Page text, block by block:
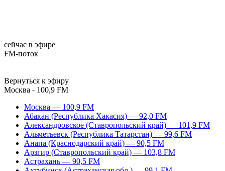
сейчас в эфире
FM-поток
Вернуться к эфиру
Москва - 100,9 FM
Москва — 100,9 FM
Абакан (Республика Хакасия) — 92,0 FM
Александровское (Ставропольский край) — 101,9 FM
Альметьевск (Республика Татарстан) — 99,6 FM
Анапа (Краснодарский край) — 90,5 FM
Арзгир (Ставропольский край) — 103,8 FM
Астрахань — 90,5 FM